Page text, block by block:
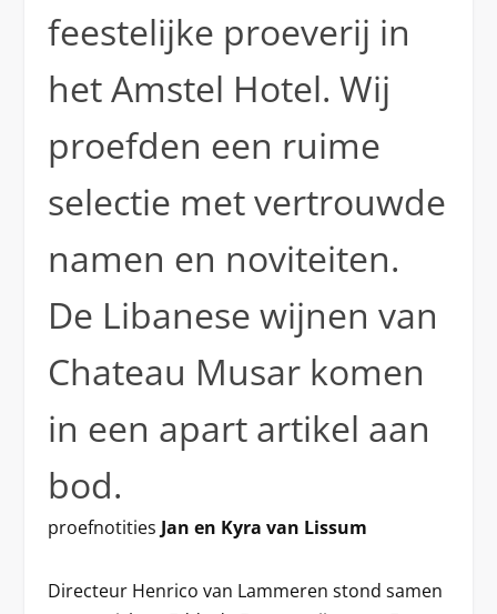
feestelijke proeverij in
het Amstel Hotel. Wij
proefden een ruime
selectie met vertrouwde
namen en noviteiten.
De Libanese wijnen van
Chateau Musar komen
in een apart artikel aan
bod.
proefnotities Jan en Kyra van Lissum
Directeur Henrico van Lammeren stond samen